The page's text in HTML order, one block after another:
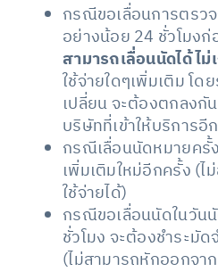
กรณีขอเลื่อนการตรว
อย่างน้อย 24 ชั่วโมง
สามารถเลื่อนนัดได้ ไ
ใช้จ่ายใดๆเพิ่มเติม โด
เปลี่ยน จะต้องตกลงกั
บริษัทที่เข้าให้บริการอี
กรณีเลื่อนนัดหมายครั้
เพิ่มเติมใหม่อีกครั้ง (
ใช้จ่ายได้)
กรณีขอเลื่อนนัดในวัน
ชั่วโมง จะต้องชำระมั
(ไม่สามารถหักออกจา